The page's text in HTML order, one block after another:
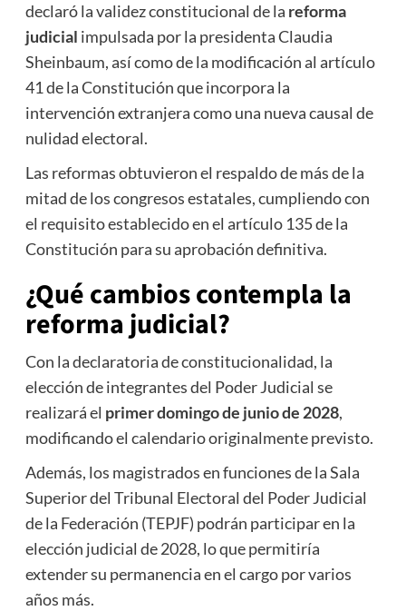
declaró la validez constitucional de la reforma
judicial impulsada por la presidenta Claudia
Sheinbaum, así como de la modificación al artículo
41 de la Constitución que incorpora la
intervención extranjera como una nueva causal de
nulidad electoral.
Las reformas obtuvieron el respaldo de más de la
mitad de los congresos estatales, cumpliendo con
el requisito establecido en el artículo 135 de la
Constitución para su aprobación definitiva.
¿Qué cambios contempla la
reforma judicial?
Con la declaratoria de constitucionalidad, la
elección de integrantes del Poder Judicial se
realizará el primer domingo de junio de 2028,
modificando el calendario originalmente previsto.
Además, los magistrados en funciones de la Sala
Superior del Tribunal Electoral del Poder Judicial
de la Federación (TEPJF) podrán participar en la
elección judicial de 2028, lo que permitiría
extender su permanencia en el cargo por varios
años más.